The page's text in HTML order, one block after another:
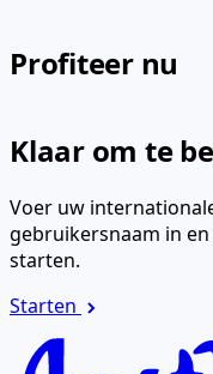
Profiteer nu
Klaar om te
Voer uw
gebruikersnaam in
starten.
Starten